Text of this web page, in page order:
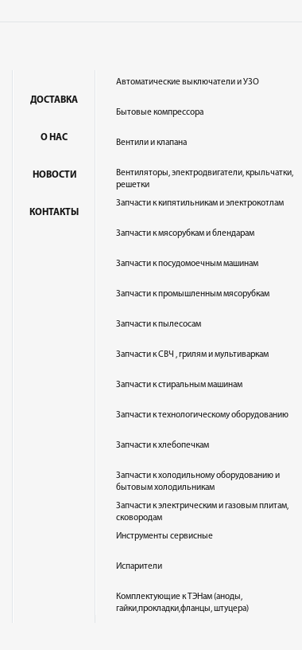
ДОСТАВКА
О НАС
НОВОСТИ
КОНТАКТЫ
Автоматические выключатели и УЗО
Бытовые компрессора
Вентили и клапана
Вентиляторы, электродвигатели, крыльчатки,
решетки
Запчасти к кипятильникам и электрокотлам
Запчасти к мясорубкам и блендарам
Запчасти к посудомоечным машинам
Запчасти к промышленным мясорубкам
Запчасти к пылесосам
Запчасти к СВЧ , грилям и мультиваркам
Запчасти к стиральным машинам
Запчасти к технологическому оборудованию
Запчасти к хлебопечкам
Запчасти к холодильному оборудованию и
бытовым холодильникам
Запчасти к электрическим и газовым плитам,
сковородам
Инструменты сервисные
Испарители
Комплектующие к ТЭНам (аноды,
гайки,прокладки,фланцы, штуцера)